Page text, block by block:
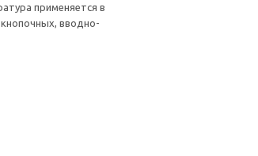
применяется в
кнопочных, вводно-